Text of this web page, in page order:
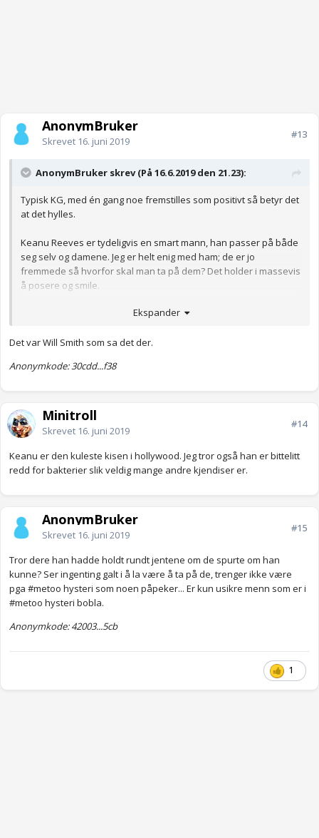
AnonymBruker
Skrevet 16. juni 2019
#13
AnonymBruker skrev (På 16.6.2019 den 21.23):
Typisk KG, med én gang noe fremstilles som positivt så betyr det
at det hylles.
Keanu Reeves er tydeligvis en smart mann, han passer på både
seg selv og damene. Jeg er helt enig med ham; de er jo
fremmede så hvorfor skal man ta på dem? Det holder i massevis
å posere og smile.
Ekspander
Det var Will Smith som sa det der.
Anonymkode: 30cdd...f38
Minitroll
Skrevet 16. juni 2019
#14
Keanu er den kuleste kisen i hollywood. Jeg tror også han er bittelitt
redd for bakterier slik veldig mange andre kjendiser er.
AnonymBruker
Skrevet 16. juni 2019
#15
Tror dere han hadde holdt rundt jentene om de spurte om han
kunne? Ser ingenting galt i å la være å ta på de, trenger ikke være
pga #metoo hysteri som noen påpeker... Er kun usikre menn som er i
#metoo hysteri bobla.
Anonymkode: 42003...5cb
1